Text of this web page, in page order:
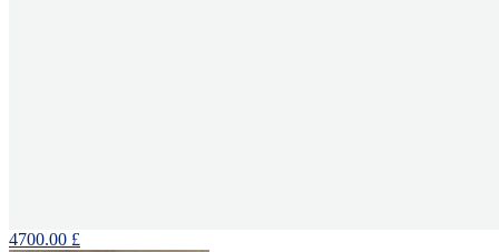
4700.00 £